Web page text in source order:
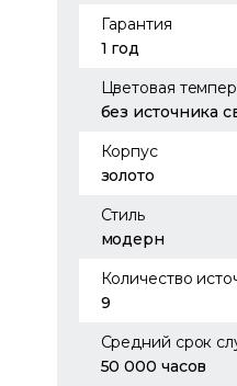
Гарантия
1 год
Цветовая
без источника
Корпус
золото
Стиль
модерн
Количество
9
Средний срок
50 000 часов